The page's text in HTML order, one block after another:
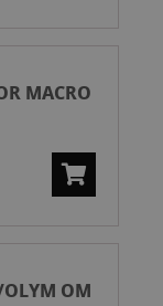
MACRO
OLYM OM